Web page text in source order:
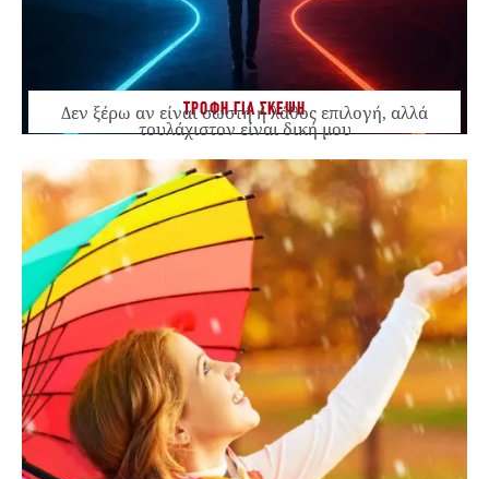
ΤΡΟΦΗ ΓΙΑ ΣΚΕΨΗ
Δεν ξέρω αν είναι σωστή ή λάθος επιλογή, αλλά
τουλάχιστον είναι δική μου